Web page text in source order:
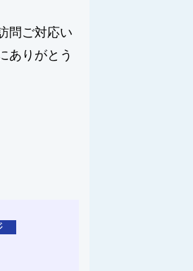
問ご対応い
ありがとう